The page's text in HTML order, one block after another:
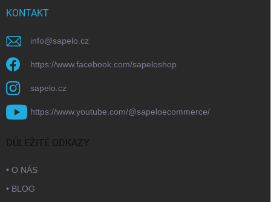
KONTAKT
info@sapelo.cz
https://www.facebook.com/sapeloshop
sapelo.cz
https://www.youtube.com/@sapeloecommerce/
DŮLEŽITÉ ODKAZY
• O NÁS
• BLOG